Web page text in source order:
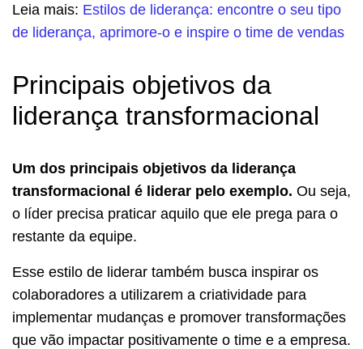
Leia mais: Estilos de liderança: encontre o seu tipo
de liderança, aprimore-o e inspire o time de vendas
Principais objetivos da
liderança transformacional
Um dos principais objetivos da liderança
transformacional é liderar pelo exemplo. Ou seja,
o líder precisa praticar aquilo que ele prega para o
restante da equipe.
Esse estilo de liderar também busca inspirar os
colaboradores a utilizarem a criatividade para
implementar mudanças e promover transformações
que vão impactar positivamente o time e a empresa.